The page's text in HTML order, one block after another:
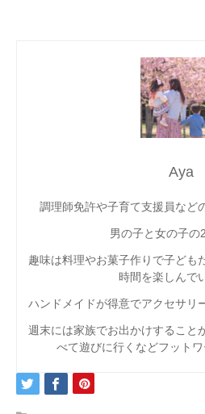
Aya
調理師免許や子育て支援員など
男の子と女の子の
趣味は料理やお菓子作りで子ども
時間を楽しんで
ハンドメイドが得意でアクセサリ
週末には家族でお出かけすること
べて遊びに行くなどフットワ